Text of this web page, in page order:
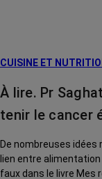
CUISINE ET
À lire. Pr
tenir le cancer
De nombreuses
lien entre
faux dans le livre